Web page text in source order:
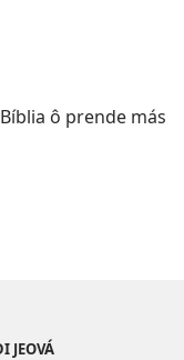
ô prende más
JEOVÁ